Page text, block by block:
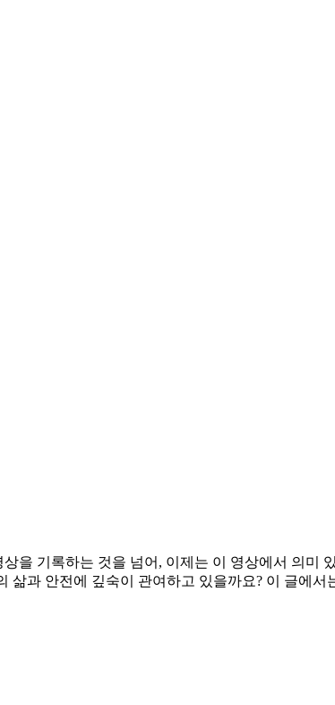
을 기록하는 것을 넘어, 이제는 이 영상에서 의미
과 안전에 깊숙이 관여하고 있을까요? 이 글에